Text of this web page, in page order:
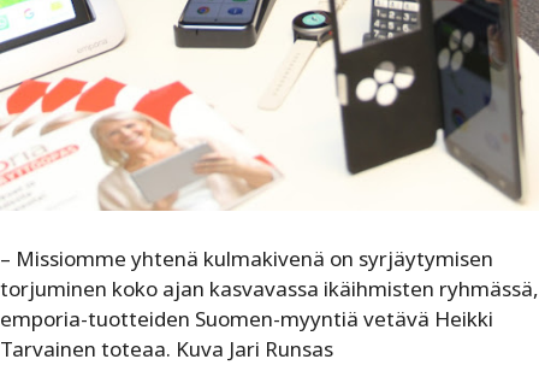
– Missiomme yhtenä kulmakivenä on syrjäytymisen
torjuminen koko ajan kasvavassa ikäihmisten ryhmässä,
emporia-tuotteiden Suomen-myyntiä vetävä Heikki
Tarvainen toteaa. Kuva Jari Runsas